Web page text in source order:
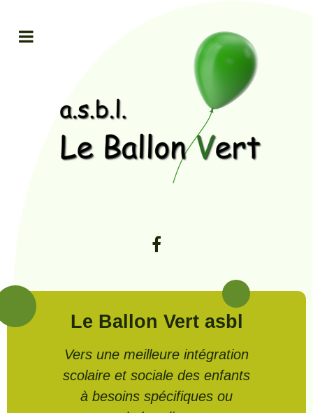
Le Ballon Vert asbl
Vers une meilleure intégration
scolaire et sociale des enfants
à besoins spécifiques ou